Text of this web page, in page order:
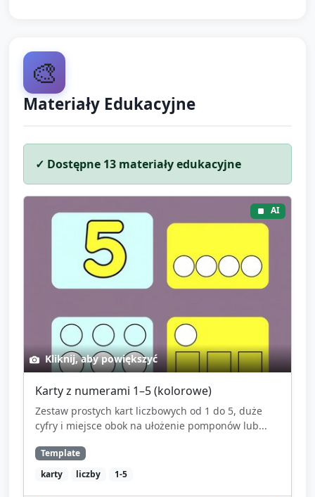
🎨
Materiały Edukacyjne
✓ Dostępne 13 materiały edukacyjne
AI
Kliknij, aby powiększyć
Karty z numerami 1–5 (kolorowe)
Zestaw prostych kart liczbowych od 1 do 5, duże
cyfry i miejsce obok na ułożenie pomponów lub...
Template
karty
liczby 1-5